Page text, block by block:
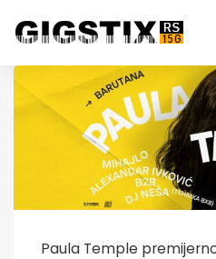
Paula Temple